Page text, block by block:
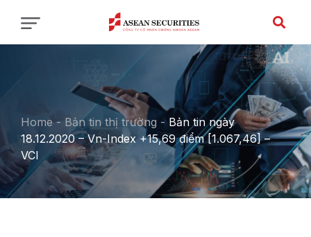
Home - Bản tin thị trường - Bản tin ngày
18.12.2020 – Vn-Index +15,69 điểm [1.067,46] –
VCI